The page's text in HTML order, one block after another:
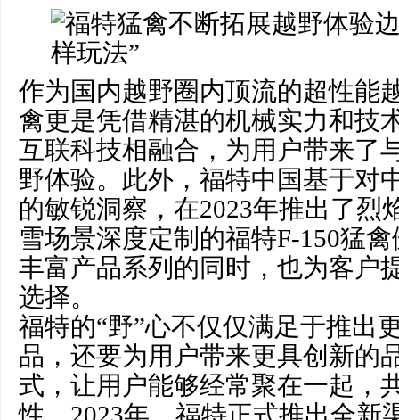
作为国内越野圈内顶流的超性能
禽更是凭借精湛的机械实力和技
互联科技相融合，为用户带来了
野体验。此外，福特中国基于对
的敏锐洞察，在2023年推出了烈
雪场景深度定制的福特F-150猛
丰富产品系列的同时，也为客户
选择。
福特的“野”心不仅仅满足于推出
品，还要为用户带来更具创新的
式，让用户能够经常聚在一起，